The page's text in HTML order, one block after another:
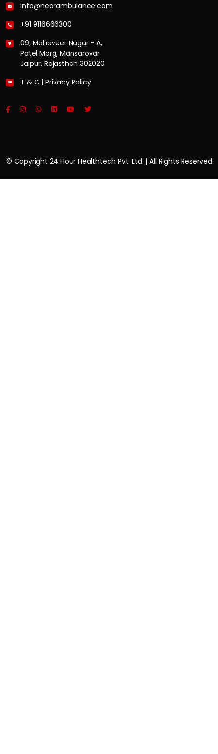
info@nearambulance.com
+91 9116666300
09, Mahaveer Nagar - A,
Patel Marg, Mansarovar
Jaipur, Rajasthan 302020
T & C | Privacy Policy
© Copyright 24 Hour Healthtech Pvt. Ltd. | All Rights Reserved